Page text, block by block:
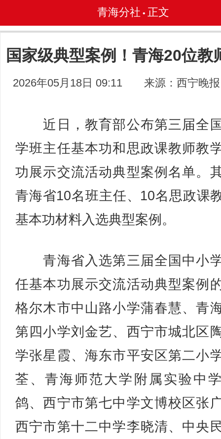
青海分社 • 正文
国家级典型案例！青海20位教
2026年05月18日 09:11 来源：西宁晚报
近日，教育部公布第三届全
学班主任基本功和思政课教师教
功展示交流活动典型案例名单。
青海省10名班主任、10名思政课
基本功材料入选典型案例。
青海省入选第三届全国中小
任基本功展示交流活动典型案例
格尔木市中山路小学蒲春慧、青
第四小学刘金艺、西宁市城北区
学张星霞、海东市平安区第二小
荃、青海师范大学附属实验中
鸽、西宁市第七中学文博校区张
西宁市第十二中学李晓清、中央